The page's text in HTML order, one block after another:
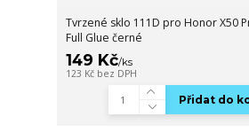
Tvrzené sklo 111D pro Honor X50
Full Glue černé
149 Kč/ks
123 Kč bez DPH
Přidat do